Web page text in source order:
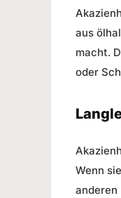
aus
macht.
oder
Wenn
anderen